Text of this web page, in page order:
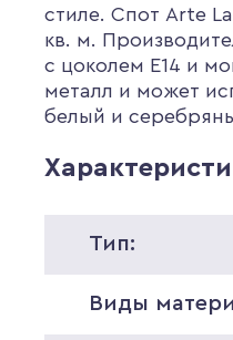
стиле. Спот Arte
кв. м.
с цоколем E14 и
металл и может
белый и
Тип:
Виды